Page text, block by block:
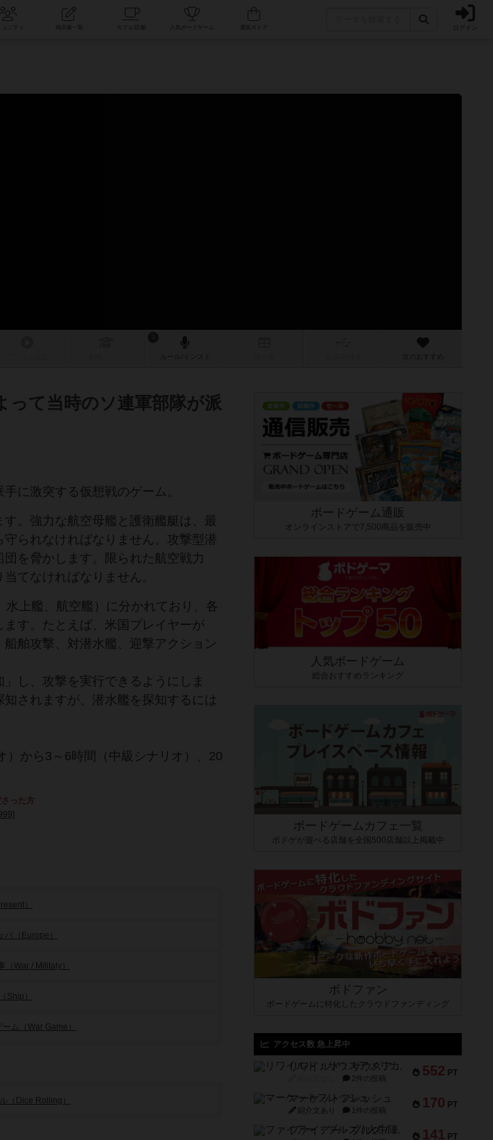
コミュニティ 人気ボードゲーム ログイン
次のおすすめ
って当時のソ連軍部隊が派
に激突する仮想戦のゲーム。
。強力な航空母艦と護衛艦艇は、最
られなければなりません。攻撃型潜
を脅かします。限られた航空戦力
てなければなりません。
上艦、航空艦）に分かれており、各
す。たとえば、米国プレイヤーが
舶攻撃、対潜水艦、迎撃アクション
し、攻撃を実行できるようにしま
されますが、潜水艦を探知するには
）から3～6時間（中級シナリオ）、20
さった方
）
パ（Europe）
（War / Militaly）
Ship）
ーム（War Game）
（Dice Rolling）
ボードゲーム通販
オンラインストアで7,500商品を販売中
人気ボードゲーム
総合おすすめランキング
ボードゲームカフェ一覧
ボドゲが遊べる店舗を全国500店舗以上掲載中
ボドファン
ボードゲームに特化したクラウドファンディング
アクセス数 急上昇中
552 PT
リワイルド：サウスアメリカ
2件の投稿
170 PT
マーケットフレッシュ
紹介文あり 1件の投稿
141 PT
ファイアー・ブルズ / 火牛陣